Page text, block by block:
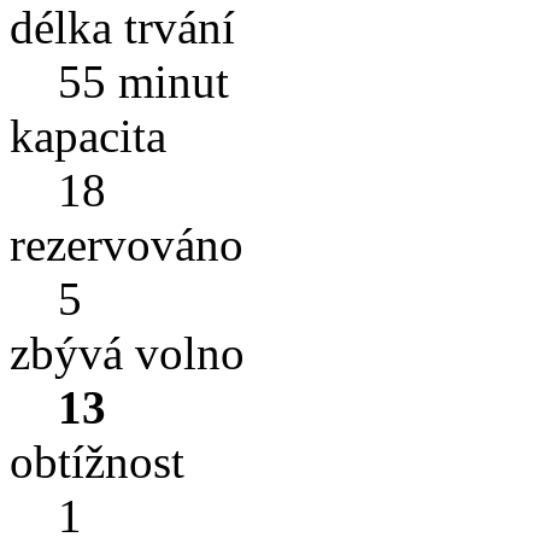
délka trvání
55 minut
kapacita
18
rezervováno
5
zbývá volno
13
obtížnost
1